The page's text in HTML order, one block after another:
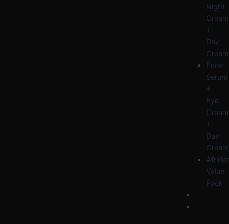
Night
Cream
+
Day
Cream
Face
Serum
+
Eye
Cream
+
Day
Cream
Value
Pack